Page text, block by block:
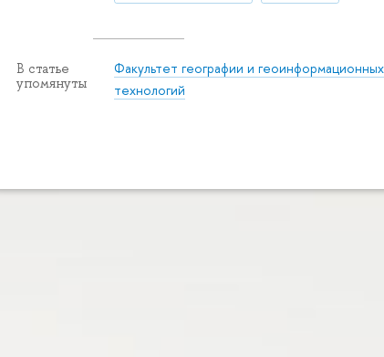
В статье
упомянуты
Факультет географии и геоинформационных
технологий